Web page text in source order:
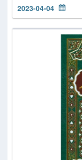
2023-04-04